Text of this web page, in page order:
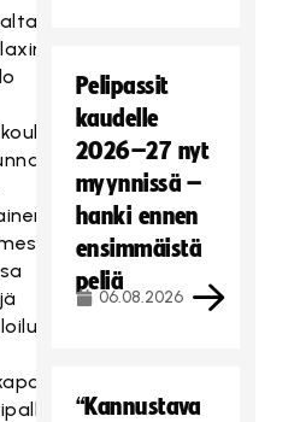
Pelipassit
kaudelle
2026–27 nyt
myynnissä –
hanki ennen
ensimmäistä
peliä
06.08.2026
“Kannustava